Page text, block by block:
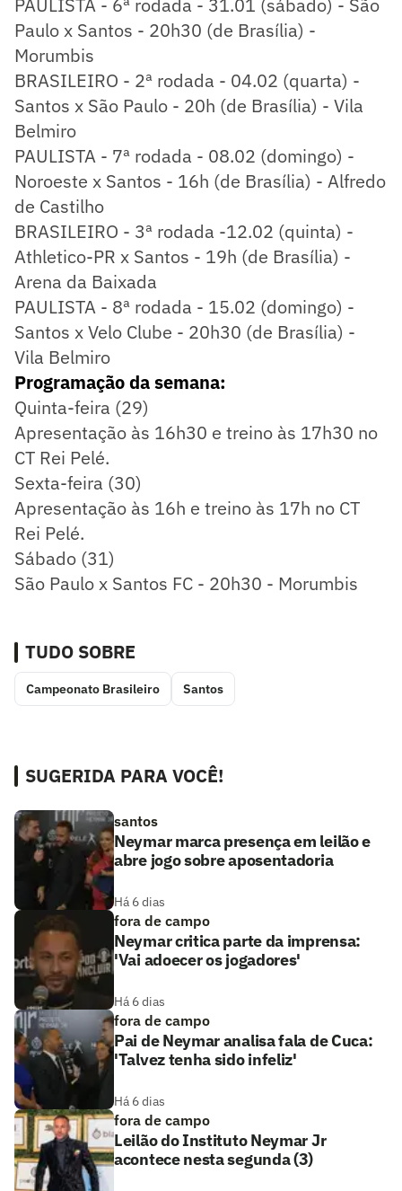
Paulo x Santos - 20h30 (de Brasília) -
Morumbis
BRASILEIRO - 2ª rodada - 04.02 (quarta) -
Santos x São Paulo - 20h (de Brasília) - Vila
Belmiro
PAULISTA - 7ª rodada - 08.02 (domingo) -
Noroeste x Santos - 16h (de Brasília) - Alfredo
de Castilho
BRASILEIRO - 3ª rodada -12.02 (quinta) -
Athletico-PR x Santos - 19h (de Brasília) -
Arena da Baixada
PAULISTA - 8ª rodada - 15.02 (domingo) -
Santos x Velo Clube - 20h30 (de Brasília) -
Vila Belmiro
Programação da semana:
Quinta-feira (29)
Apresentação às 16h30 e treino às 17h30 no
CT Rei Pelé.
Sexta-feira (30)
Apresentação às 16h e treino às 17h no CT
Rei Pelé.
Sábado (31)
São Paulo x Santos FC - 20h30 - Morumbis
TUDO SOBRE
Campeonato Brasileiro Santos
SUGERIDA PARA VOCÊ!
santos
Neymar marca presença em leilão e
abre jogo sobre aposentadoria
Há 6 dias
fora de campo
Neymar critica parte da imprensa:
'Vai adoecer os jogadores'
Há 6 dias
fora de campo
Pai de Neymar analisa fala de Cuca:
'Talvez tenha sido infeliz'
Há 6 dias
fora de campo
Leilão do Instituto Neymar Jr
acontece nesta segunda (3)